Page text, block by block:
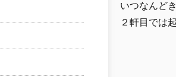
いつなんど
２軒目では